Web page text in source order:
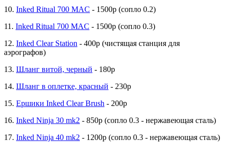
10. Inked Ritual 700 MAC - 1500р (сопло 0.2)
11. Inked Ritual 700 MAC - 1500р (сопло 0.3)
12. Inked Clear Station - 400р (чистящая станция для
аэрографов)
13. Шланг витой, черный - 180р
14. Шланг в оплетке, красный - 230р
15. Ершики Inked Clear Brush - 200р
16. Inked Ninja 30 mk2 - 850р (сопло 0.3 - нержавеющая сталь)
17. Inked Ninja 40 mk2 - 1200р (сопло 0.3 - нержавеющая сталь)